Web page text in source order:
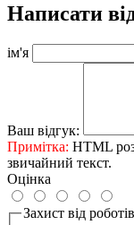
Написати
ім'я
Ваш відгук:
Примітка: HTML
звичайний текст.
Оцінка
Захист від роботів